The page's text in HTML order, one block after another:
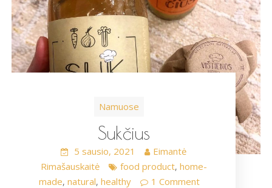
Namuose
Sukčius
5 sausio, 2021
Eimantė
Rimašauskaitė
food product, home-
made, natural, healthy 1 Comment